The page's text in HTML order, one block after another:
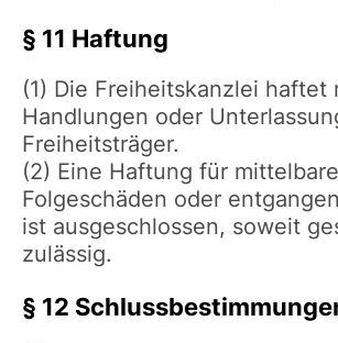
§ 11 Haftung
(1) Die Freiheitskanzlei haftet
Handlungen oder
Freiheitsträger.
(2) Eine Haftung für
Folgeschäden oder
ist ausgeschlossen, soweit
zulässig.
§ 12